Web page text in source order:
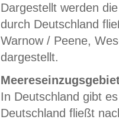
Dargestellt werden
durch Deutschland
Warnow / Peene,
dargestellt.
In Deutschland gibt
Deutschland fließt